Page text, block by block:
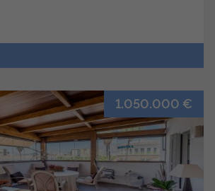
1.050.000 €